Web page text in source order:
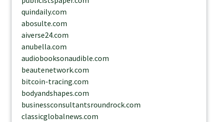
quindaily.com
abosulte.com
aiverse24.com
anubella.com
audiobooksonaudible.com
beautenetwork.com
bitcoin-tracing.com
bodyandshapes.com
businessconsultantsroundrock.com
classicglobalnews.com